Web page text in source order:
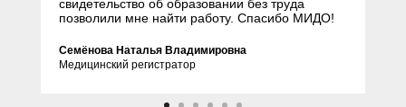
свидетельство об образовании без труда
позволили мне найти работу. Спасибо МИДО!
Семёнова Наталья Владимировна
Медицинский регистратор